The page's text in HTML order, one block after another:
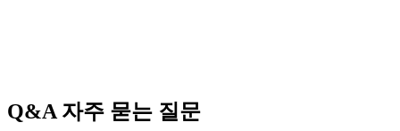
Q&A자주 묻는 질문